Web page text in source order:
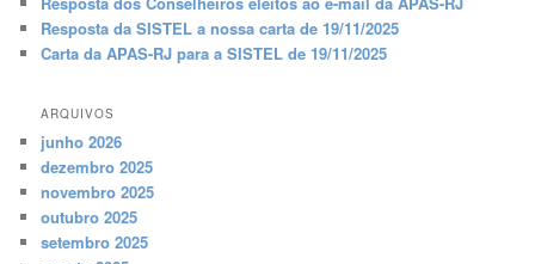
Resposta da SISTEL a nossa carta de 19/11/2025
Carta da APAS-RJ para a SISTEL de 19/11/2025
ARQUIVOS
junho 2026
dezembro 2025
novembro 2025
outubro 2025
setembro 2025